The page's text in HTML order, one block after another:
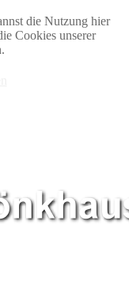
die Nutzung hier
Cookies unserer